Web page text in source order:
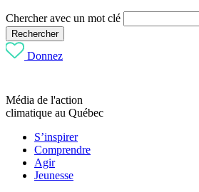
Chercher avec un mot clé
Rechercher
Donnez
Média de l'action
climatique au Québec
S’inspirer
Comprendre
Agir
Jeunesse